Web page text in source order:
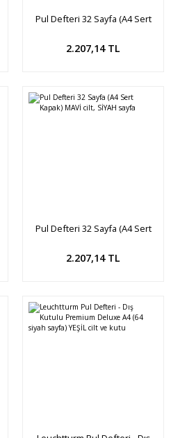
Pul Defteri 32 Sayfa (A4 Sert
2.207,14 TL
Sepete Ekle
Pul Defteri 32 Sayfa (A4 Sert
2.207,14 TL
Sepete Ekle